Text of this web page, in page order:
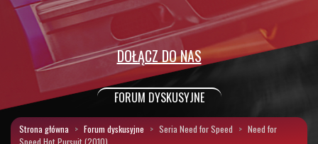
DOŁĄCZ DO NAS
FORUM DYSKUSYJNE
Strona główna Forum dyskusyjne Seria Need for Speed
Need for